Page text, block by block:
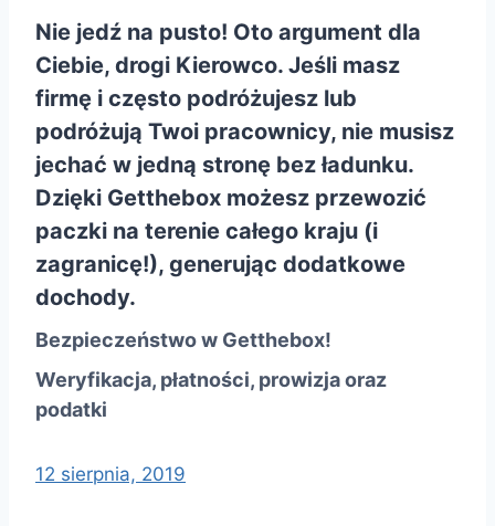
Nie jedź na pusto! Oto argument dla
Ciebie, drogi Kierowco. Jeśli masz
firmę i często podróżujesz lub
podróżują Twoi pracownicy, nie musisz
jechać w jedną stronę bez ładunku.
Dzięki Getthebox możesz przewozić
paczki na terenie całego kraju (i
zagranicę!), generując dodatkowe
dochody.
Bezpieczeństwo w Getthebox!
Weryfikacja, płatności, prowizja oraz
podatki
12 sierpnia, 2019